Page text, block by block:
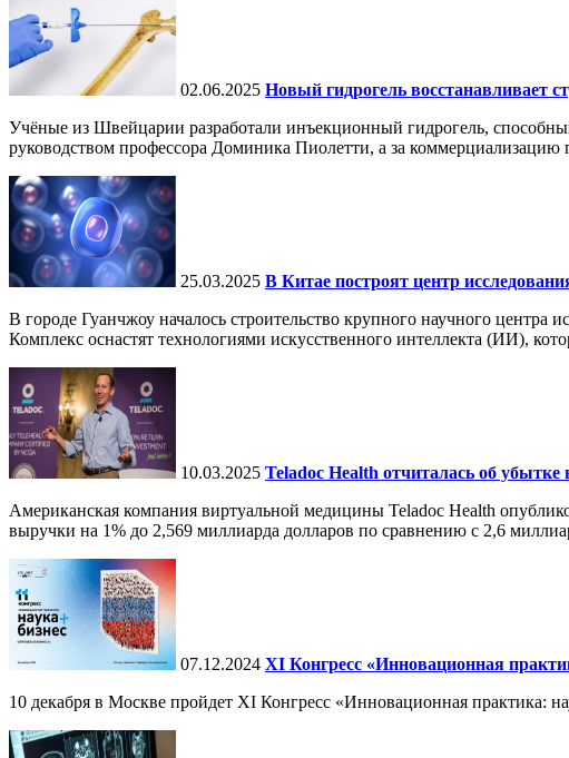
02.06.2025 Новый гидрогель восстанавливает
Учёные из Швейцарии разработали инъекционный гидрогель,
руководством профессора Доминика Пиолетти, а за коммерциализацию
25.03.2025 В Китае построят центр
В городе Гуанчжоу началось строительство крупного научного центра
Комплекс оснастят технологиями искусственного интеллекта (ИИ),
10.03.2025 Teladoc Health отчиталась об
Американская компания виртуальной медицины Teladoc Health
выручки на 1% до 2,569 миллиарда долларов по сравнению с 2,6
07.12.2024 ХI Конгресс «Инновационная
10 декабря в Москве пройдет XI Конгресс «Инновационная